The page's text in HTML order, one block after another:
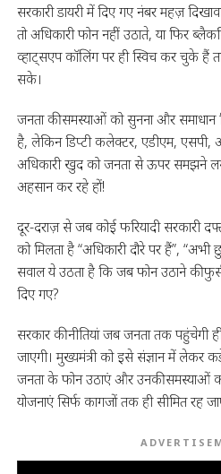
सरकारी डायरी में दिए गए नंबर महज़
तो अधिकारी फोन नहीं उठाते, या फिर
व्हाट्सएप कॉलिंग पर ही स्विच कर चुके
सके।
जनता की समस्याओं को सुनना और समाधान
है, लेकिन डिप्टी कलेक्टर, एडीएम,
अधिकारी खुद को जनता से ऊपर समझने
अहसान कर रहे हों!
दूर-दराज़ से जब कोई फरियादी सरकारी
को मिलता है “अधिकारी दौरे पर हैं”, “अभी
सवाल ये उठता है कि जब फोन उठाने की
दिए गए?
सरकार की नीतियां जब जनता तक पहुंचेगी
जाएगी। मुख्यमंत्री को इसे संज्ञान में लेकर
जनता के फोन उठाएं और उनकी समस्याओं
योजनाएं सिर्फ कागजों तक ही सीमित रह